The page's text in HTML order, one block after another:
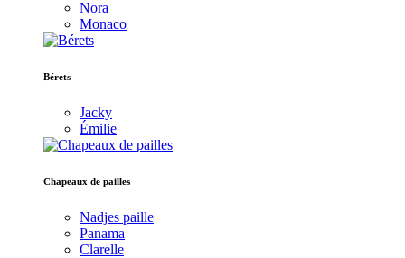
Nora
Monaco
Bérets
Jacky
Émilie
Chapeaux de pailles
Nadjes paille
Panama
Clarelle